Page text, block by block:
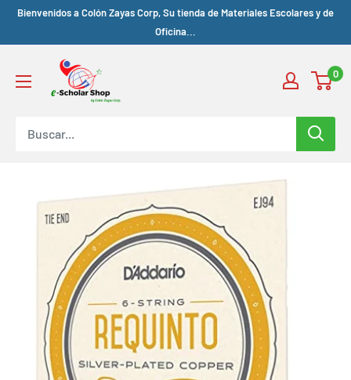
Bienvenidos a Colón Zayas Corp, Su tienda de Materiales Escolares y de
Oficina...
0